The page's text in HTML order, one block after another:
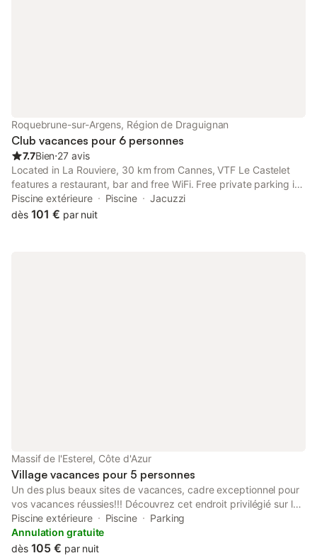
Roquebrune-sur-Argens, Région de Draguignan
Club vacances pour 6 personnes
7.7Bien⋅27 avis
Located in La Rouviere, 30 km from Cannes, VTF Le Castelet
features a restaurant, bar and free WiFi. Free private parking is
available on site. You will find a coffee machine in the room.
Every room includes a private bathroom.
Piscine extérieure Piscine
Jacuzzi
dès 101 € par nuit
Massif de l'Esterel, Côte d'Azur
Village vacances pour 5 personnes
Un des plus beaux sites de vacances, cadre exceptionnel pour
vos vacances réussies!!! Découvrez cet endroit privilégié sur la
Cote d'Azur et détendez-vous sur les plages de cette baie
paisible après des randonnées sur les collines de l'Esterel qui
offrent des points de vue exceptionnels. D'autres activités sont
Piscine extérieure Piscine
Parking
Annulation gratuite
dès 105 € par nuit